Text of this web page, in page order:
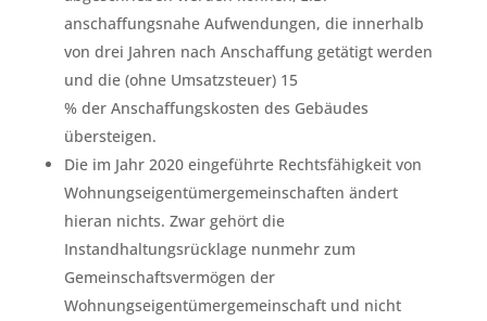
anschaffungsnahe Aufwendungen, die innerhalb
von drei Jahren nach Anschaffung getätigt werden
und die (ohne Umsatzsteuer) 15
% der Anschaffungskosten des Gebäudes
übersteigen.
Die im Jahr 2020 eingeführte Rechtsfähigkeit von
Wohnungseigentümergemeinschaften ändert
hieran nichts. Zwar gehört die
Instandhaltungsrücklage nunmehr zum
Gemeinschaftsvermögen der
Wohnungseigentümergemeinschaft und nicht